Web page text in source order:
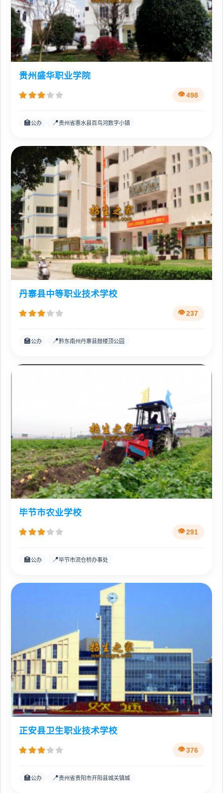
贵州盛华职业学院
498
🏫公办 📍贵州省惠水县百鸟河数字小镇
丹寨县中等职业技术学校
237
🏫公办 📍黔东南州丹寨县鼓楼顶公园
毕节市农业学校
291
🏫公办 📍毕节市流仓桥办事处
正安县卫生职业技术学校
376
🏫公办 📍贵州省贵阳市开阳县城关镇城